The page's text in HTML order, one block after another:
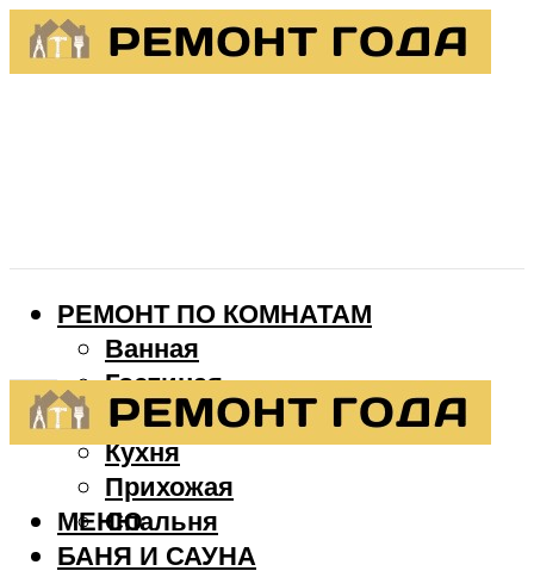
РЕМОНТ ПО КОМНАТАМ
Ванная
Гостиная
Детская
Кухня
Прихожая
Спальня
БАНЯ И САУНА
МЕНЮ